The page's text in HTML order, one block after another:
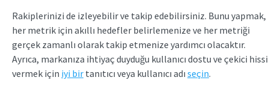
Rakiplerinizi de izleyebilir ve takip edebilirsiniz. Bunu yapmak,
her metrik için akıllı hedefler belirlemenize ve her metriği
gerçek zamanlı olarak takip etmenize yardımcı olacaktır.
Ayrıca, markanıza ihtiyaç duyduğu kullanıcı dostu ve çekici hissi
vermek için iyi bir tanıtıcı veya kullanıcı adı seçin.